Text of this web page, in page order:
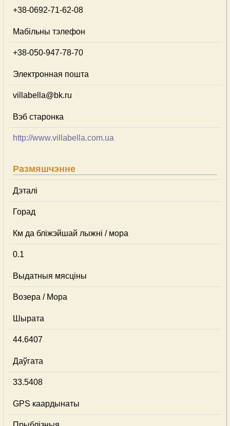
+38-0692-71-62-08
Мабільны тэлефон
+38-050-947-78-70
Электронная пошта
villabella@bk.ru
Вэб старонка
http://www.villabella.com.ua
Размяшчэнне
Дэталі
Горад
Км да бліжэйшай лыжні / мора
0.1
Выдатныя мясціны
Возера / Мора
Шырата
44.6407
Даўгата
33.5408
GPS каардынаты